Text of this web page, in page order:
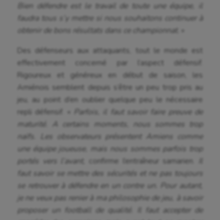
Bien défendre est le travail de toute une équipe, il
faudra tous s’y mettre si nous souhaitons continuer à
obtenir de bons résultats dans ce championnat.
Des défenseurs aux attaquants, tout le monde est
effectivement concerné par l’aspect défensif.
Rigoureux et généreux en début de saison, les
Amiénois semblent depuis s’être un peu trop pris au
jeu, au point d’en oublier quelque peu le nécessaire
repli défensif. «
Parfois, il faut savoir faire preuve de
maturité. A certains moments, nous sommes trop
naïfs. Les observateurs présentent Amiens comme
une équipe joueuse, mais nous sommes parfois trop
portés vers l’avant,
confirme l’entraîneur samarien.
faut savoir se mettre des sécurités et ne pas toujours
se retrouver à défendre en un contre un. Pour autant,
je ne veux pas renier à ma philosophie de jeu, à savoir
proposer un football de qualité. Il faut accepter de